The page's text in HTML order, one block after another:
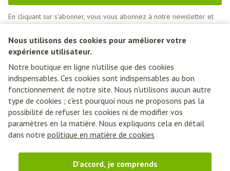
Nous utilisons des cookies pour améliorer votre
expérience utilisateur.
Notre boutique en ligne n'utilise que des cookies
indispensables. Ces cookies sont indispensables au bon
fonctionnement de notre site. Nous n'utilisons aucun autre
type de cookies ; c'est pourquoi nous ne proposons pas la
possibilité de refuser les cookies ni de modifier vos
paramètres en la matière. Nous expliquons cela en détail
dans notre politique en matière de cookies
D'accord, je comprends
En cliquant sur s'abonner, vous vous abonnez à notre newsletter et
acceptez notrepolitique de confidentialité.
Liens légaux